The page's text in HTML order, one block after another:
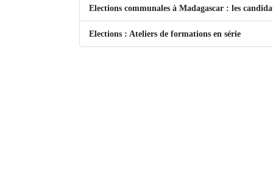
Elections communales à Madagascar : les
Elections : Ateliers de formations en série